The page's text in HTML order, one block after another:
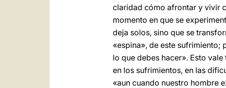
claridad cómo afrontar y vivir
momento en que se
deja solos, sino que se
«espina», de este sufrimiento;
lo que debes hacer». Esto
en los sufrimientos, en las
«aun cuando nuestro hombre